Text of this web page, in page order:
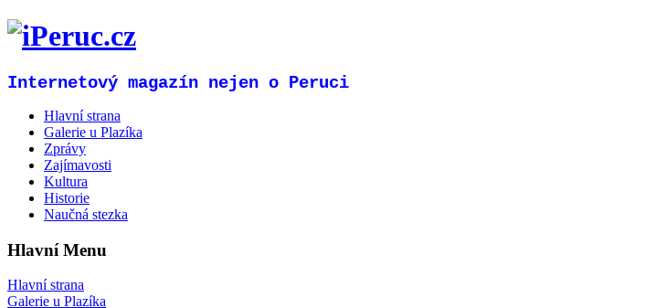
Internetový magazín nejen o Peruci
Hlavní strana
Galerie u Plazíka
Zprávy
Zajímavosti
Kultura
Historie
Naučná stezka
Hlavní Menu
Hlavní strana
Galerie u Plazíka